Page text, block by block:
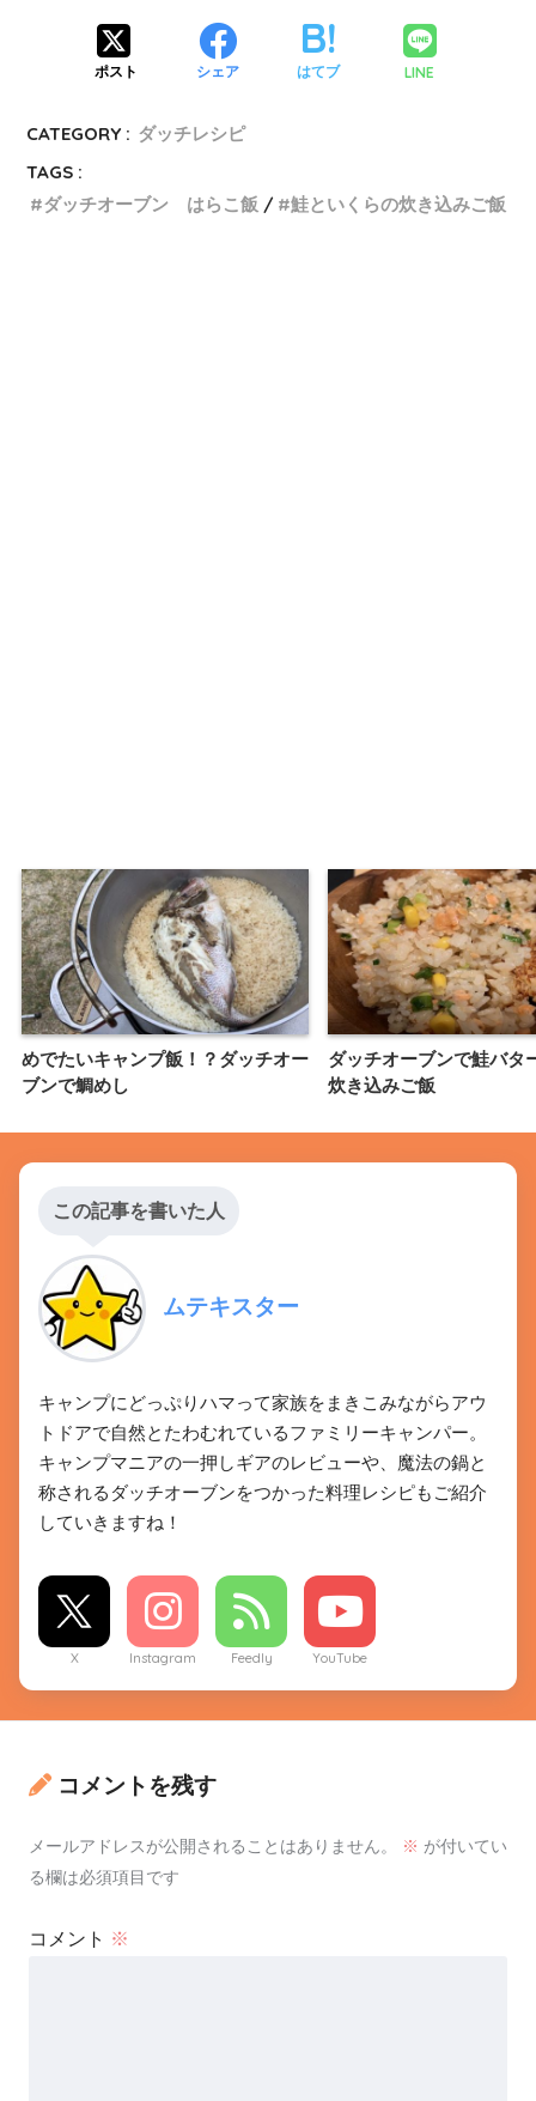
ポスト シェア はてブ LINE
CATEGORY : ダッチレシピ
TAGS :
ダッチオーブン はらこ飯
鮭といくらの炊き込みご飯
めでたいキャンプ飯！？ダッチオー
ブンで鯛めし
ダッチオーブンで鮭バタ
炊き込みご飯
この記事を書いた人
ムテキスター
キャンプにどっぷりハマって家族をまきこみながらアウ
トドアで自然とたわむれているファミリーキャンパー。
キャンプマニアの一押しギアのレビューや、魔法の鍋と
称されるダッチオーブンをつかった料理レシピもご紹介
していきますね！
X Instagram Feedly YouTube
コメントを残す
メールアドレスが公開されることはありません。 ※ が付いてい
る欄は必須項目です
コメント ※